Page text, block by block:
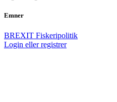
Emner
BREXIT Fiskeripolitik
Login eller registrer